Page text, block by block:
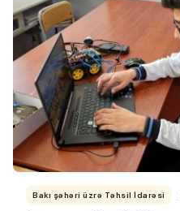
Bakı şəhəri üzrə Təhsil İdarəsi